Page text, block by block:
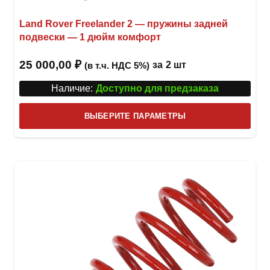
Land Rover Freelander 2 — пружины задней
подвески — 1 дюйм комфорт
25 000,00 ₽ (в т.ч. НДС 5%) за 2 шт
Наличие: Доступно для предзаказа
ВЫБЕРИТЕ ПАРАМЕТРЫ
товар